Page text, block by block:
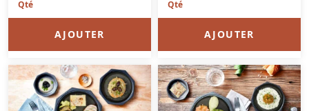
AJOUTER AJOUTER